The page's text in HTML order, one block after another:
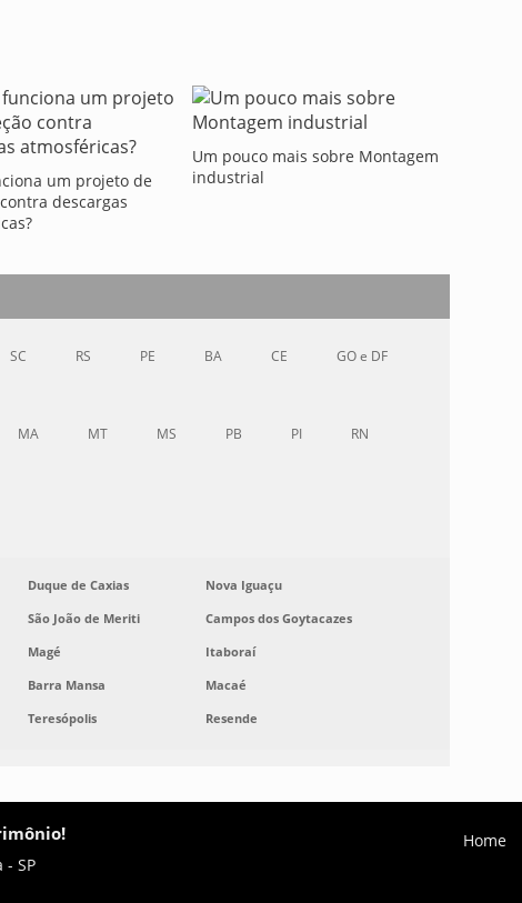
um projeto de
descargas
Um pouco mais sobre Montagem
industrial
SC RS PE BA CE GO e DF
MA MT MS PB PI RN
Duque de Caxias
Nova Iguaçu
São João de Meriti
Campos dos Goytacazes
Magé
Itaboraí
Barra Mansa
Macaé
Teresópolis Resende
- SP
Home